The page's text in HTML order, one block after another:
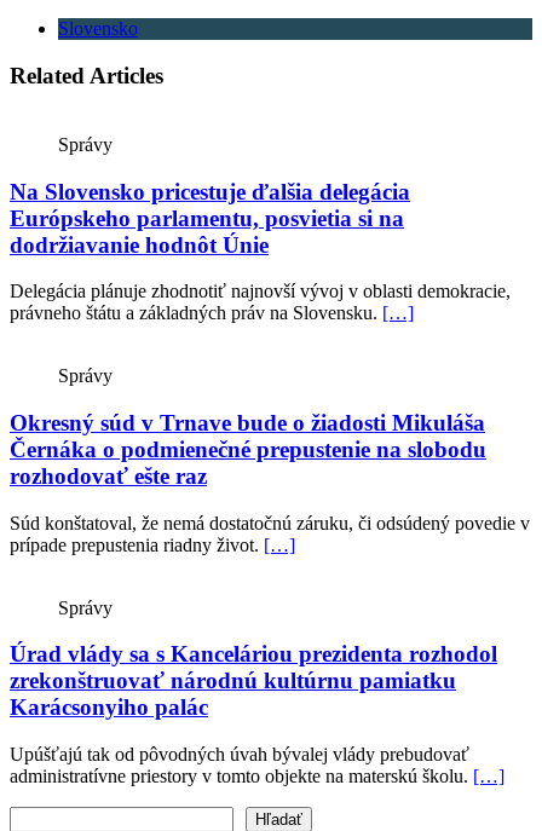
Slovensko
Related Articles
Správy
Na Slovensko pricestuje ďalšia delegácia
Európskeho parlamentu, posvietia si na
dodržiavanie hodnôt Únie
Delegácia plánuje zhodnotiť najnovší vývoj v oblasti demokracie,
právneho štátu a základných práv na Slovensku. […]
Správy
Okresný súd v Trnave bude o žiadosti Mikuláša
Černáka o podmienečné prepustenie na slobodu
rozhodovať ešte raz
Súd konštatoval, že nemá dostatočnú záruku, či odsúdený povedie v
prípade prepustenia riadny život. […]
Správy
Úrad vlády sa s Kanceláriou prezidenta rozhodol
zrekonštruovať národnú kultúrnu pamiatku
Karácsonyiho palác
Upúšťajú tak od pôvodných úvah bývalej vlády prebudovať
administratívne priestory v tomto objekte na materskú školu. […]
Hľadať